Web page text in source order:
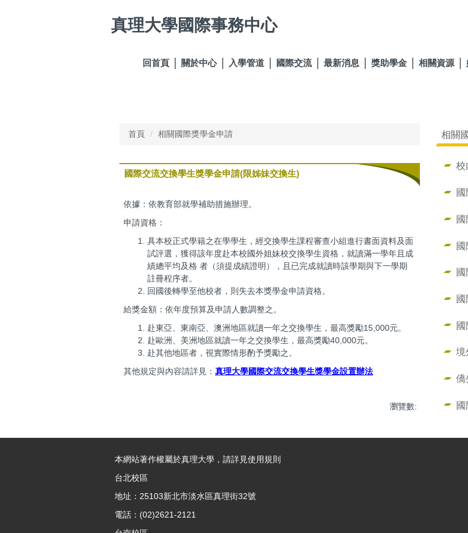
真理大學國際事務中心
回首頁 關於中心 入學管道 國際交流 最新消息 獎助學金 相關資源
首頁 相關國際獎學金申請
國際交流交換學生獎學金申請(限姊妹交換生)
依據：依教育部就學補助措施辦理。
申請資格：
具本校正式學籍之在學學生，經交換學生課程審查小組進行書面資料及面
試評選，獲得該年度赴本校國外姐妹校交換學生資格，就讀滿一學年且成
績總平均及格 者（須提成績證明），且已完成就讀時該學期與下一學期
註冊程序者。
回國後轉學至他校者，則失去本獎學金申請資格。
給獎金額：依年度預算及申請人數調整之。
赴東亞、東南亞、澳洲地區就讀一年之交換學生，最高獎勵15,000元。
赴歐洲、美洲地區就讀一年之交換學生，最高獎勵40,000元。
赴其他地區者，視實際情形酌予獎勵之。
其他規定與內容請詳見： 真理大學國際交流交換學生獎學金設置辦法
瀏覽數:
相關
校
國
國
國
國
國
國
境
僑
國
本網站著作權屬於真理大學，請詳見使用規則
台北校區
地址：25103新北市淡水區真理街32號
電話：(02)2621-2121